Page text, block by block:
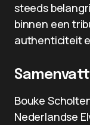
steeds
binnen een
authenticiteit
Bouke
Nederlandse